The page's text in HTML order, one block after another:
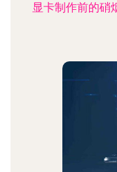
显卡制作前的硝